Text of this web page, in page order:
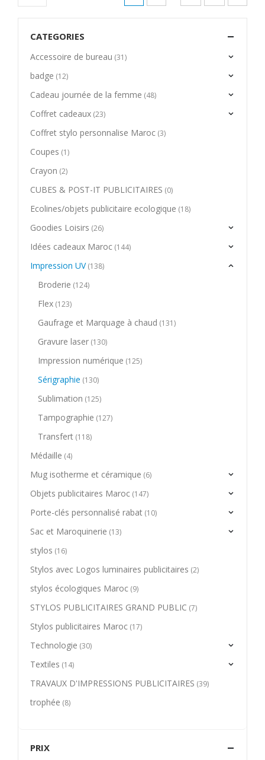
CATEGORIES
Accessoire de bureau (31)
badge (12)
Cadeau journée de la femme (48)
Coffret cadeaux (23)
Coffret stylo personnalise Maroc (3)
Coupes (1)
Crayon (2)
CUBES & POST-IT PUBLICITAIRES (0)
Ecolines/objets publicitaire ecologique (18)
Goodies Loisirs (26)
Idées cadeaux Maroc (144)
Impression UV (138)
Broderie (124)
Flex (123)
Gaufrage et Marquage à chaud (131)
Gravure laser (130)
Impression numérique (125)
Sérigraphie (130)
Sublimation (125)
Tampographie (127)
Transfert (118)
Médaille (4)
Mug isotherme et céramique (6)
Objets publicitaires Maroc (147)
Porte-clés personnalisé rabat (10)
Sac et Maroquinerie (13)
stylos (16)
Stylos avec Logos luminaires publicitaires (2)
stylos écologiques Maroc (9)
STYLOS PUBLICITAIRES GRAND PUBLIC (7)
Stylos publicitaires Maroc (17)
Technologie (30)
Textiles (14)
TRAVAUX D'IMPRESSIONS PUBLICITAIRES (39)
trophée (8)
PRIX